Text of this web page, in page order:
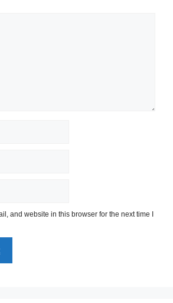
and website in this browser for the next time I